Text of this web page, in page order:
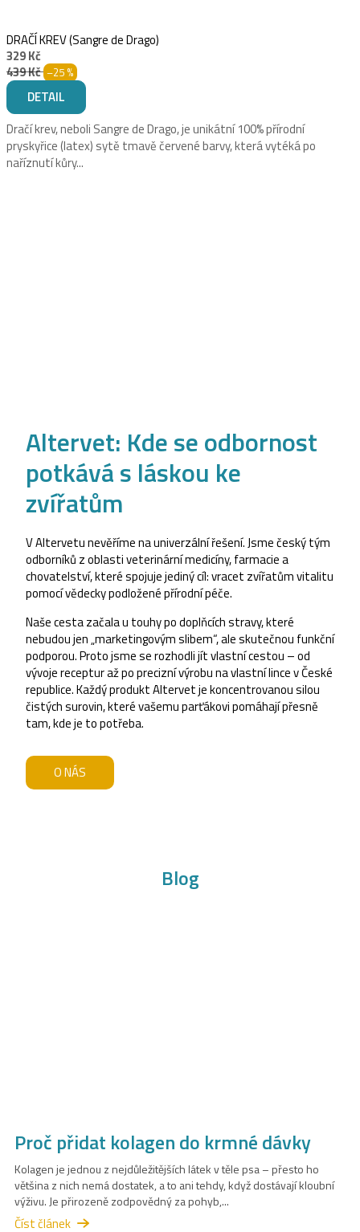
DRAČÍ KREV (Sangre de Drago)
329 Kč
439 Kč –25 %
DETAIL
Dračí krev, neboli Sangre de Drago, je unikátní 100% přírodní
pryskyřice (latex) sytě tmavě červené barvy, která vytéká po
naříznutí kůry...
Altervet: Kde se odbornost
potkává s láskou ke
zvířatům
V Altervetu nevěříme na univerzální řešení. Jsme český tým
odborníků z oblasti veterinární medicíny, farmacie a
chovatelství, které spojuje jediný cíl: vracet zvířatům vitalitu
pomocí vědecky podložené přírodní péče.
Naše cesta začala u touhy po doplňcích stravy, které
nebudou jen „marketingovým slibem“, ale skutečnou funkční
podporou. Proto jsme se rozhodli jít vlastní cestou – od
vývoje receptur až po precizní výrobu na vlastní lince v České
republice. Každý produkt Altervet je koncentrovanou silou
čistých surovin, které vašemu parťákovi pomáhají přesně
tam, kde je to potřeba.
O NÁS
Proč přidat kolagen do krmné dávky
Kolagen je jednou z nejdůležitějších látek v těle psa – přesto ho
většina z nich nemá dostatek, a to ani tehdy, když dostávají kloubní
výživu. Je přirozeně zodpovědný za pohyb,...
Číst článek